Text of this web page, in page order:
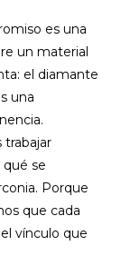
es una
un material
el diamante
una
se
Porque
que cada
vínculo que